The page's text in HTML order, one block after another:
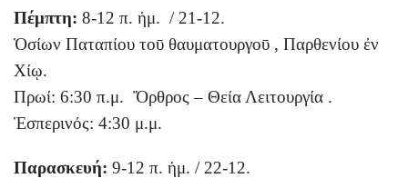
Πέμπτη: 8-12 π. ἡμ. / 21-12.
Ὁσίων Παταπίου τοῡ θαυματουργοῡ , Παρθενίου ἐν
Χίῳ.
Πρωί: 6:30 π.μ. Ὄρθρος – Θεία Λειτουργία .
Ἑσπερινός: 4:30 μ.μ.
Παρασκευή: 9-12 π. ἡμ. / 22-12.